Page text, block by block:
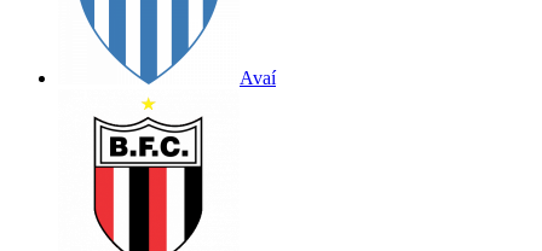
Avaí